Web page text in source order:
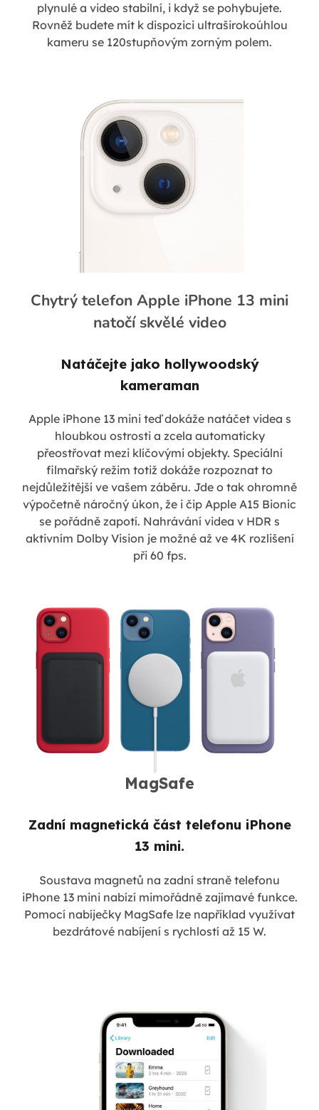
plynulé a video stabilní, i když se pohybujete.
Rovněž budete mít k dispozici ultraširokoúhlou
kameru se 120stupňovým zorným polem.
Chytrý telefon Apple iPhone 13 mini
natočí skvělé video
Natáčejte jako hollywoodský
kameraman
Apple iPhone 13 mini teď dokáže natáčet videa s
hloubkou ostrosti a zcela automaticky
přeostřovat mezi klíčovými objekty. Speciální
filmařský režim totiž dokáže rozpoznat to
nejdůležitější ve vašem záběru. Jde o tak ohromně
výpočetně náročný úkon, že i čip Apple A15 Bionic
se pořádně zapotí. Nahrávání videa v HDR s
aktivním Dolby Vision je možné až ve 4K rozlišení
při 60 fps.
MagSafe
Zadní magnetická část telefonu iPhone
13 mini.
Soustava magnetů na zadní straně telefonu
iPhone 13 mini nabízí mimořádně zajímavé funkce.
Pomocí nabíječky MagSafe lze například využívat
bezdrátové nabíjení s rychlostí až 15 W.